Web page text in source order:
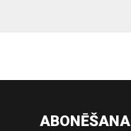
ABONĒŠANA